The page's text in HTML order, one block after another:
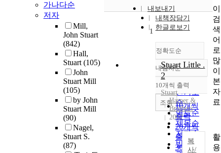
가나다순
저자
Mill,
John Stuart
(842)
Hall,
Stuart(105)
John
Stuart Mill
(105)
by John
Stuart Mill
(90)
Nagel,
Stuart S.
(87)
내보내기
내책장담기
한글로보기
정확도순
정확도
순
인기도
순
연도순
제목순
저자순
발행기
내림차순
내림차순
10개씩 출력
10개씩
출력
20개씩
출력
30개씩
조회
1
Stuart Little .
2
Stuart
Harper &
Brothers
2002
복
사/
이
검
색
어
로
많
이
본
자
료
활
용